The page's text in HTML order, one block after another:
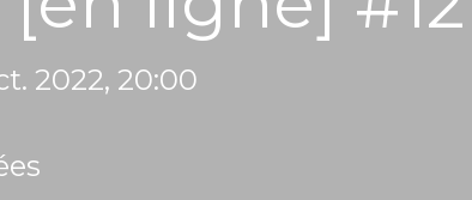
2022, 20:00